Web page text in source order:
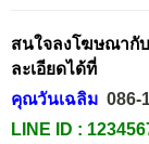
สนใจลงโฆษณากั
ละเอียดได้ที่
คุณวันเฉลิม 086-
LINE ID :